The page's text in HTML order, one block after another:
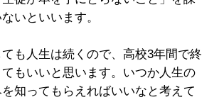
いといいます。
ても人生は続くので、高校3年間で終
もいいと思います。いつか人生の
知ってもらえればいいなと考えて